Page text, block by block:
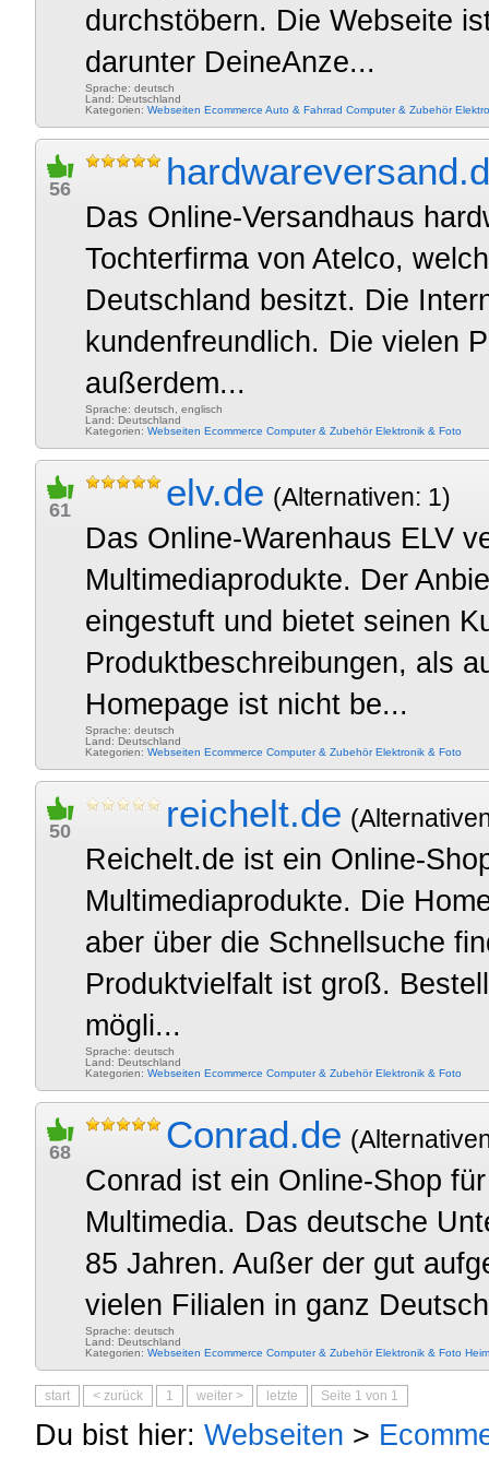
durchstöbern. Die Webseite
darunter DeineAnze...
Sprache: deutsch
Land: Deutschland
Kategorien: Webseiten Ecommerce Auto & Fahrrad Computer & Zubehör
56
Das Online-Versandhaus
Tochterfirma von Atelco,
Deutschland besitzt. Die
kundenfreundlich. Die vielen
außerdem...
Sprache: deutsch, englisch
Land: Deutschland
Kategorien: Webseiten Ecommerce Computer & Zubehör Elektronik & Foto
61 elv.de (Alternativen: 1)
Das Online-Warenhaus ELV
Multimediaprodukte. Der
eingestuft und bietet seinen
Produktbeschreibungen, als
Homepage ist nicht be...
Sprache: deutsch
Land: Deutschland
Kategorien: Webseiten Ecommerce Computer & Zubehör Elektronik & Foto
50 reichelt.de
Reichelt.de ist ein Online-
Multimediaprodukte. Die
aber über die Schnellsuche
Produktvielfalt ist groß.
mögli...
Sprache: deutsch
Land: Deutschland
Kategorien: Webseiten Ecommerce Computer & Zubehör Elektronik & Foto
68 Conrad.de
Conrad ist ein Online-Shop
Multimedia. Das deutsche
85 Jahren. Außer der gut
vielen Filialen in ganz
Sprache: deutsch
Land: Deutschland
Kategorien: Webseiten Ecommerce Computer & Zubehör Elektronik & Foto
start < zurück 1 weiter > letzte Seite 1 von 1
Du bist hier: Webseiten >